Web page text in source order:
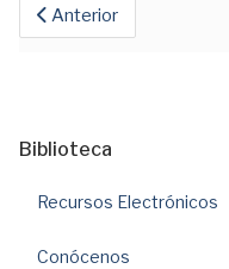
Anterior
Biblioteca
Recursos Electrónicos
Conócenos